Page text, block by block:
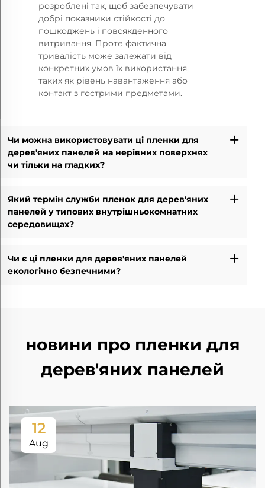
розроблені так, щоб забезпечувати
добрі показники стійкості до
пошкоджень і повсякденного
витривання. Проте фактична
тривалість може залежати від
конкретних умов їх використання,
таких як рівень навантаження або
контакт з гострими предметами.
Чи можна використовувати ці пленки для
дерев'яних панелей на нерівних поверхнях
чи тільки на гладких?
Який термін служби пленок для дерев'яних
панелей у типових внутрішньокомнатних
середовищах?
Чи є ці пленки для дерев'яних панелей
екологічно безпечними?
новини про пленки для
дерев'яних панелей
12
Aug